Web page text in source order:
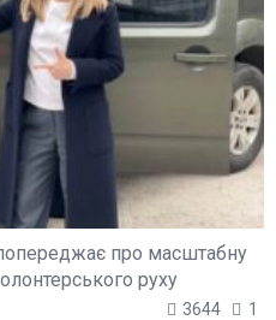
про масштабну
руху
3644 1